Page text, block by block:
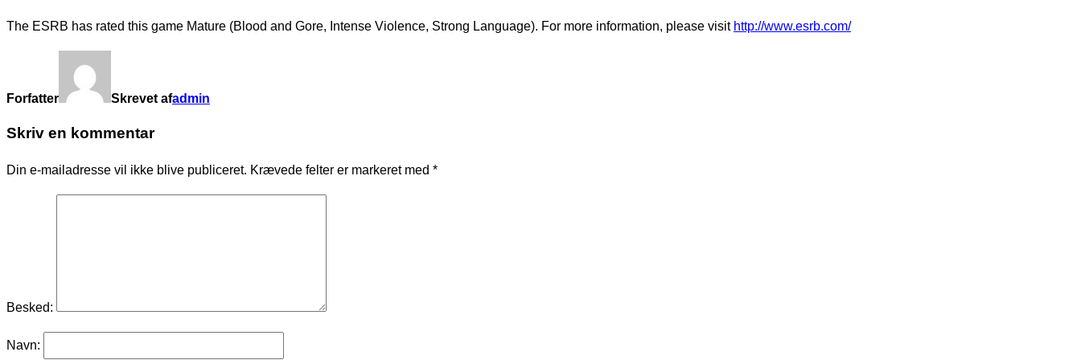
The ESRB has rated this game Mature (Blood and Gore, Intense Violence, Strong Language). For more information, please visit http://www.esrb.com/
Forfatter Skrevet afadmin
Skriv en kommentar
Din e-mailadresse vil ikke blive publiceret. Krævede felter er markeret med *
Besked:
Navn: